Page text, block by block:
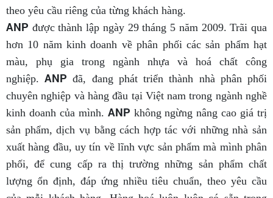
theo yêu cầu riêng của từng khách hàng.
ANP được thành lập ngày 29 tháng 5 năm 2009. Trãi qua
hơn 10 năm kinh doanh về phân phối các sản phẩm hạt
màu, phụ gia trong ngành nhựa và hoá chất công
nghiệp.ANP đã, đang phát triển thành nhà phân phối
chuyên nghiệp và hàng đầu tại Việt nam trong ngành nghề
kinh doanh của mình. ANP không ngừng nâng cao giá trị
sản phẩm, dịch vụ bằng cách hợp tác với những nhà sản
xuất hàng đầu, uy tín về lĩnh vực sản phẩm mà mình phân
phối, để cung cấp ra thị trường những sản phẩm chất
lượng ổn định, đáp ứng nhiều tiêu chuẩn, theo yêu cầu